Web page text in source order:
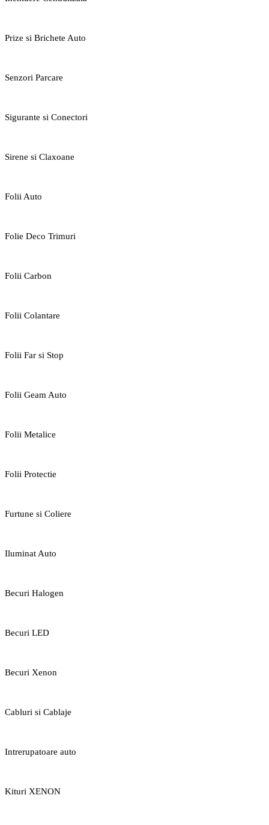
Prize si Brichete Auto
Senzori Parcare
Sigurante si Conectori
Sirene si Claxoane
Folii Auto
Folie Deco Trimuri
Folii Carbon
Folii Colantare
Folii Far si Stop
Folii Geam Auto
Folii Metalice
Folii Protectie
Furtune si Coliere
Iluminat Auto
Becuri Halogen
Becuri LED
Becuri Xenon
Cabluri si Cablaje
Intrerupatoare auto
Kituri XENON